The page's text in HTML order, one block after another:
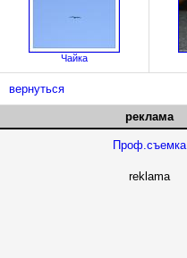
Чайка
вернуться
реклама
Проф.съемка
reklama